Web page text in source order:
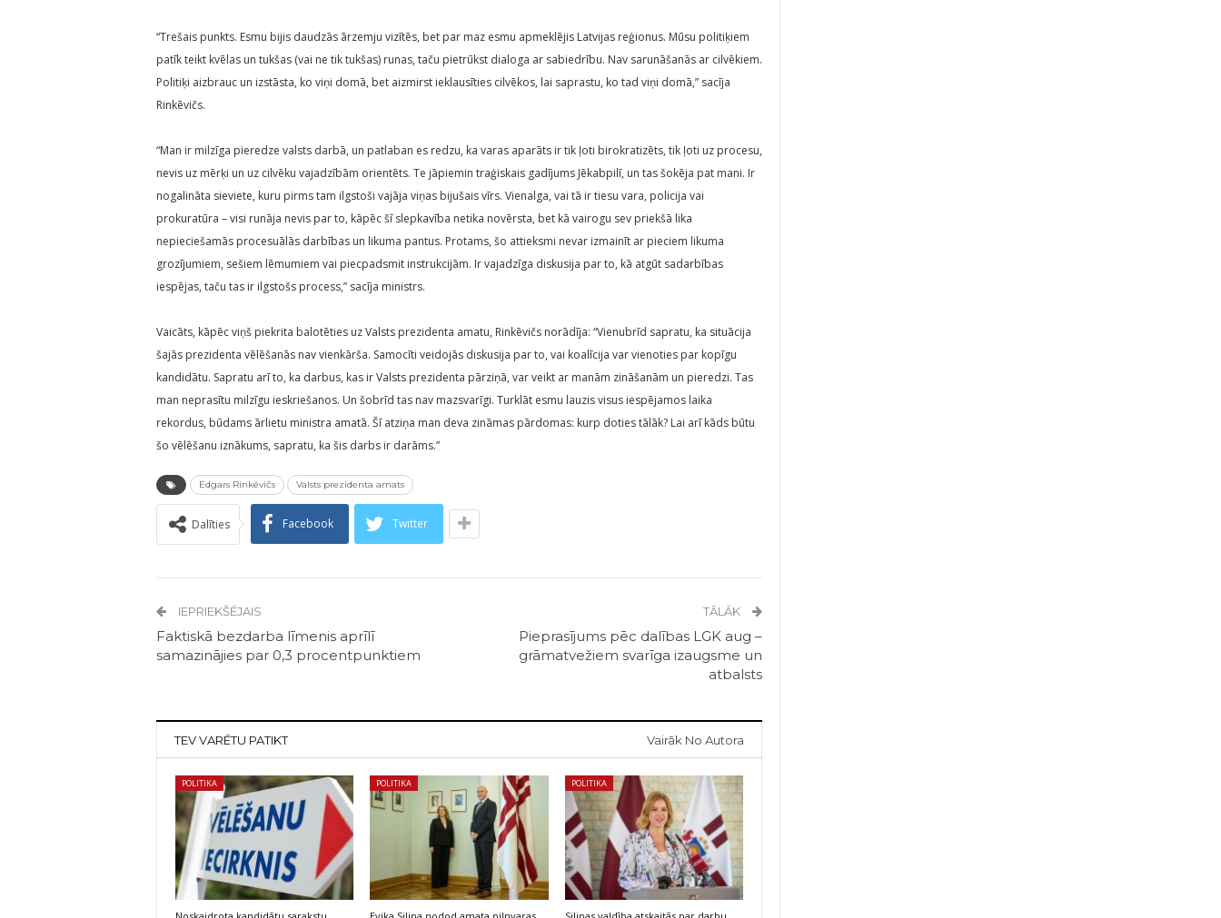
“Trešais punkts. Esmu bijis daudzās ārzemju vizītēs, bet par maz esmu apmeklējis Latvijas reģionus. Mūsu politiķiem
patīk teikt kvēlas un tukšas (vai ne tik tukšas) runas, taču pietrūkst dialoga ar sabiedrību. Nav sarunāšanās ar cilvēkiem.
Politiķi aizbrauc un izstāsta, ko viņi domā, bet aizmirst ieklausīties cilvēkos, lai saprastu, ko tad viņi domā,” sacīja
Rinkēvičs.
“Man ir milzīga pieredze valsts darbā, un patlaban es redzu, ka varas aparāts ir tik ļoti birokratizēts, tik ļoti uz procesu,
nevis uz mērķi un uz cilvēku vajadzībām orientēts. Te jāpiemin traģiskais gadījums Jēkabpilī, un tas šokēja pat mani. Ir
nogalināta sieviete, kuru pirms tam ilgstoši vajāja viņas bijušais vīrs. Vienalga, vai tā ir tiesu vara, policija vai
prokuratūra – visi runāja nevis par to, kāpēc šī slepkavība netika novērsta, bet kā vairogu sev priekšā lika
nepieciešamās procesuālās darbības un likuma pantus. Protams, šo attieksmi nevar izmainīt ar pieciem likuma
grozījumiem, sešiem lēmumiem vai piecpadsmit instrukcijām. Ir vajadzīga diskusija par to, kā atgūt sadarbības
iespējas, taču tas ir ilgstošs process,” sacīja ministrs.
Vaicāts, kāpēc viņš piekrita balotēties uz Valsts prezidenta amatu, Rinkēvičs norādīja: “Vienubrīd sapratu, ka situācija
šajās prezidenta vēlēšanās nav vienkārša. Samocīti veidojās diskusija par to, vai koalīcija var vienoties par kopīgu
kandidātu. Sapratu arī to, ka darbus, kas ir Valsts prezidenta pārziņā, var veikt ar manām zināšanām un pieredzi. Tas
man neprasītu milzīgu ieskriešanos. Un šobrīd tas nav mazsvarīgi. Turklāt esmu lauzis visus iespējamos laika
rekordus, būdams ārlietu ministra amatā. Šī atziņa man deva zināmas pārdomas: kurp doties tālāk? Lai arī kāds būtu
šo vēlēšanu iznākums, sapratu, ka šis darbs ir darāms.”
Edgars Rinkēvičs Valsts prezidenta amats
Dalīties Facebook Twitter
IEPRIEKŠĒJAIS
Faktiskā bezdarba līmenis aprīlī
samazinājies par 0,3 procentpunktiem
TĀLĀK
Pieprasījums pēc dalības LGK aug –
grāmatvežiem svarīga izaugsme un
atbalsts
TEV VARĒTU PATIKT Vairāk No Autora
POLITIKA POLITIKA POLITIKA